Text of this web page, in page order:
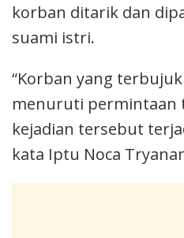
korban ditarik dan
suami istri.
“Korban yang
menuruti permintaan
kejadian tersebut
kata Iptu Noca